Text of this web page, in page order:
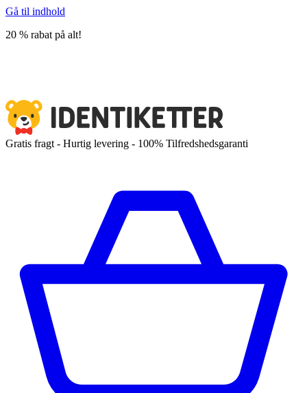
Gå til indhold
20 % rabat på alt!
Gratis fragt - Hurtig levering - 100% Tilfredshedsgaranti